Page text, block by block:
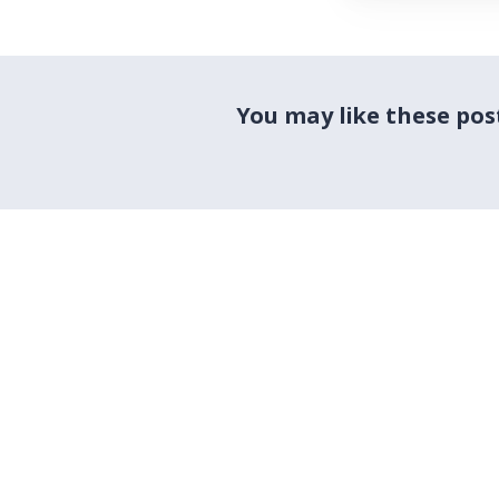
You may like these